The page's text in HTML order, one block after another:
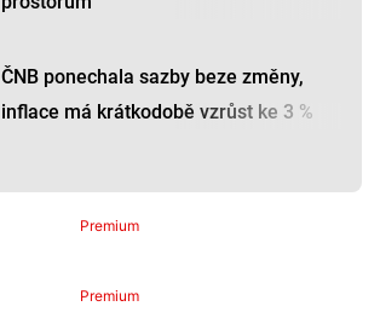
ČNB ponechala sazby beze změny,
inflace má krátkodobě vzrůst ke 3 %
Premium
Premium